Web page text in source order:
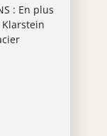
: En plus
caves à
sur
en ayant